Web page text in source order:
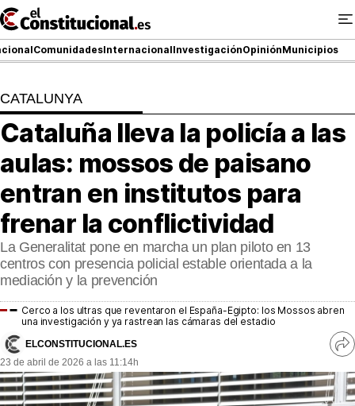
Ir
al
contenido
ComunidadesInternacionalInvestigaciónOpiniónMunicipios
NACIONAL
COMUNIDADES
ElConstitucional TV
MásQueTele
ElConstitucional +
MásQueEstilo
MásQuePartidos
MásQueSucesos
MásQueMercados
CATALUNYA
Cataluña lleva la policía a las
aulas: mossos de paisano
entran en institutos para
frenar la conflictividad
La Generalitat pone en marcha un plan piloto en 13
centros con presencia policial estable orientada a la
mediación y la prevención
Cerco a los ultras que reventaron el España-Egipto: los Mossos abren
una investigación y ya rastrean las cámaras del estadio
ELCONSTITUCIONAL.ES
23 de abril de 2026 a las 11:14h